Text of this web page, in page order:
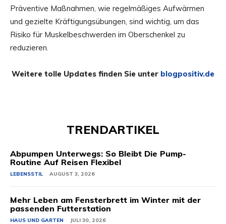
Präventive Maßnahmen, wie regelmäßiges Aufwärmen
und gezielte Kräftigungsübungen, sind wichtig, um das
Risiko für Muskelbeschwerden im Oberschenkel zu
reduzieren.
Weitere tolle Updates finden Sie unter blogpositiv.de
TRENDARTIKEL
Abpumpen Unterwegs: So Bleibt Die Pump-
Routine Auf Reisen Flexibel
LEBENSSTIL AUGUST 3, 2026
Mehr Leben am Fensterbrett im Winter mit der
passenden Futterstation
HAUS UND GARTEN JULI 30, 2026